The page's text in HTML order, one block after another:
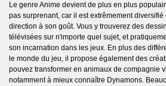
Le genre Anime devient de plus en plus
pas surprenant, car il est extrêmement
direction à son goût. Vous y trouverez des
télévisées sur n'importe quel sujet, et
son incarnation dans les jeux. En plus des
le monde du jeu, il propose également des
pouvez transformer en animaux de compagnie
notamment à mieux connaître Dynamons.